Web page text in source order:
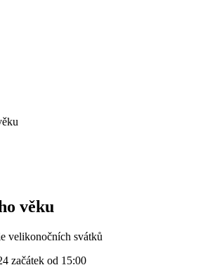
věku
velikonočních svátků
začátek od 15:00